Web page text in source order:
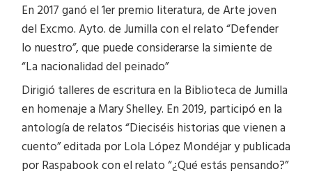
En 2017 ganó el 1er premio literatura, de Arte joven
del Excmo. Ayto. de Jumilla con el relato “Defender
lo nuestro”, que puede considerarse la simiente de
“La nacionalidad del peinado”
Dirigió talleres de escritura en la Biblioteca de Jumilla
en homenaje a Mary Shelley. En 2019, participó en la
antología de relatos “Dieciséis historias que vienen a
cuento” editada por Lola López Mondéjar y publicada
por Raspabook con el relato “¿Qué estás pensando?”